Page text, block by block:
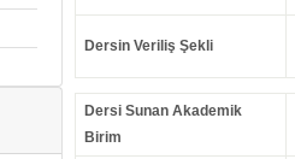
Dersin Veriliş Şekli
Dersi Sunan Akademik
Birim